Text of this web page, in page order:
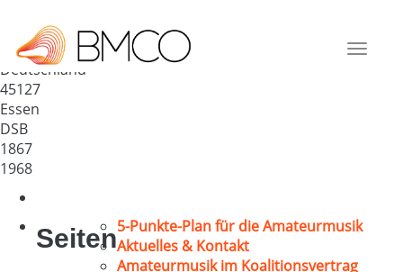
Toggle
e.V.
Deutschland
45127
Essen
DSB
1867
1968
Seiten5-Punkte-Plan für die Amateurmusik
Aktuelles & Kontakt
Amateurmusik im Koalitionsvertrag